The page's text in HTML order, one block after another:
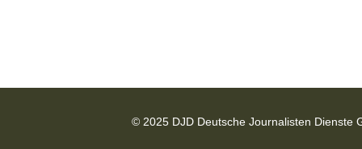
© 2025 DJD Deutsche Journalisten Dienste